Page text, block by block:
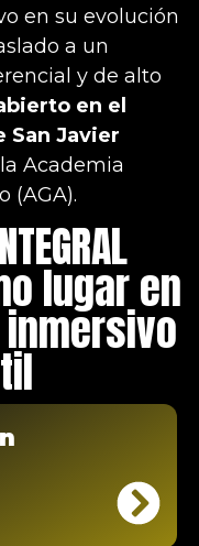
en su evolución
a un
y de alto
en el
Javier
Academia
(AGA).
lugar en